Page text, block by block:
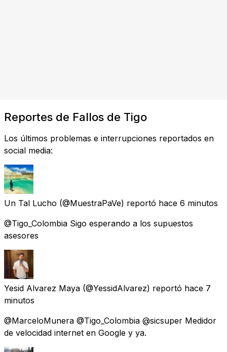
Reportes de Fallos de Tigo
Los últimos problemas e interrupciones reportados en
social media:
Un Tal Lucho (@MuestraPaVe) reportó hace 6 minutos
@Tigo_Colombia Sigo esperando a los supuestos
asesores
Yesid Alvarez Maya (@YessidAlvarez) reportó hace 7
minutos
@MarceloMunera @Tigo_Colombia @sicsuper Medidor
de velocidad internet en Google y ya.